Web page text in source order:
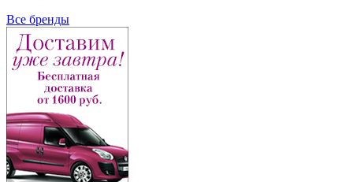
Все бренды